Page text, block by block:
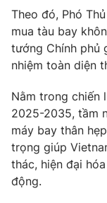
Hậu trường
Nhân vật
Khán giả
Giải sao mai
Điện ảnh
Âm nhạc
Đời sống
Du lịch
Làm đẹp
Chất lượng cuộc
Giáo dục
Tuyển sinh
Học trực tuyến
Công nghệ
Hitech Công
Sản phẩm
Giao lưu trực
Theo đó, Phó
mua tàu bay
tướng Chính phủ
nhiệm toàn diện
Nằm trong chiến
2025-2035, tầm
máy bay thân
trọng giúp
thác, hiện đại
động.